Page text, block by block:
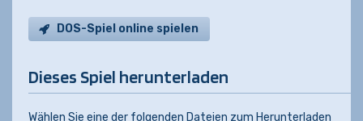
DOS-Spiel online spielen
Dieses Spiel herunterladen
Wählen Sie eine der folgenden Dateien zum Herunterladen